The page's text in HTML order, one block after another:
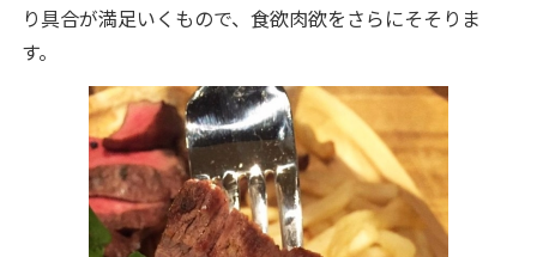
り具合が満足いくもので、食欲肉欲をさらにそそりま
す。